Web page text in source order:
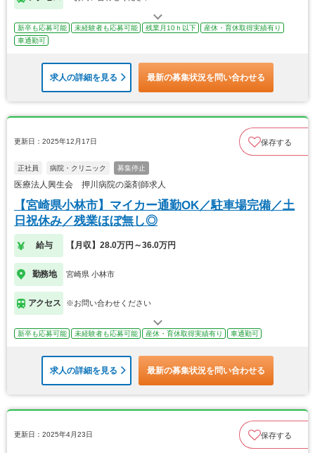
新卒も応募可能 未経験者も応募可能 残業月10ｈ以下
産休・育休取得実績有り
車通勤可
求人の詳細を見る 最新の募集状況を問い合わせる
更新日：2025年12月17日 保存する
正社員 病院・クリニック 募集停止
医療法人興生会 押川病院の薬剤師求人
【宮崎県小林市】マイカー通勤OK／駐車場完備／土
日祝休み／残業ほぼ無し◎
給与 【月収】28.0万円～36.0万円
勤務地 宮崎県 小林市
アクセス ※お問い合わせください
新卒も応募可能 未経験者も応募可能 産休・育休取得実績有り 車通勤可
求人の詳細を見る 最新の募集状況を問い合わせる
更新日：2025年4月23日 保存する